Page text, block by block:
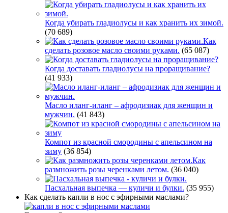
Когда убирать гладиолусы и как хранить их зимой.
(70 689)
Как
сделать розовое масло своими руками. (65 087)
Когда доставать гладиолусы на проращивание?
(41 933)
Масло иланг-иланг – афродизиак для женщин и
мужчин. (41 843)
Компот из красной смородины с апельсином на
зиму (36 854)
Как
размножить розы черенками летом. (36 040)
Пасхальная выпечка — куличи и булки. (35 955)
Как сделать капли в нос с эфирными маслами?